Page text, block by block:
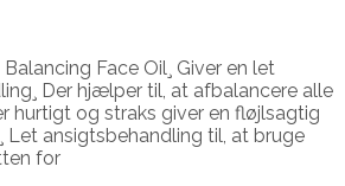
Face Oil¸ Giver en let
Der hjælper til, at afbalancere alle
hurtigt og straks giver en fløjlsagtig
Let ansigtsbehandling til, at bruge
for